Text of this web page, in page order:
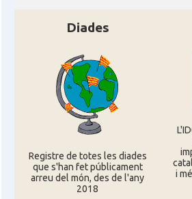
Diades
Registre de totes les diades
que s'han fet públicament
arreu del món, des de l'any
2018
i